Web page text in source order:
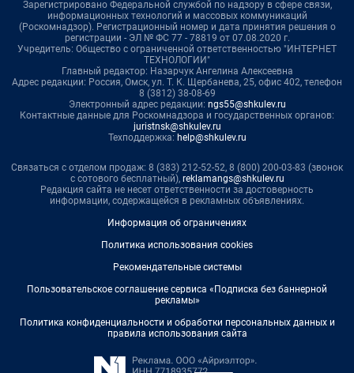
Зарегистрировано Федеральной службой по надзору в сфере связи,
информационных технологий и массовых коммуникаций
(Роскомнадзор). Регистрационный номер и дата принятия решения о
регистрации - ЭЛ № ФС 77 - 78819 от 07.08.2020 г.
Учредитель: Общество с ограниченной ответственностью "ИНТЕРНЕТ
ТЕХНОЛОГИИ"
Главный редактор: Назарчук Ангелина Алексеевна
Адрес редакции: Россия, Омск, ул. Т. К. Щербанева, 25, офис 402, телефон
8 (3812) 38-08-69
Электронный адрес редакции: ngs55@shkulev.ru
Контактные данные для Роскомнадзора и государственных органов:
juristnsk@shkulev.ru
Техподдержка: help@shkulev.ru
Связаться с отделом продаж: 8 (383) 212-52-52, 8 (800) 200-03-83 (звонок
с сотового бесплатный), reklamangs@shkulev.ru
Редакция сайта не несет ответственности за достоверность
информации, содержащейся в рекламных объявлениях.
Информация об ограничениях
Политика использования cookies
Рекомендательные системы
Пользовательское соглашение сервиса «Подписка без баннерной
рекламы»
Политика конфиденциальности и обработки персональных данных и
правила использования сайта